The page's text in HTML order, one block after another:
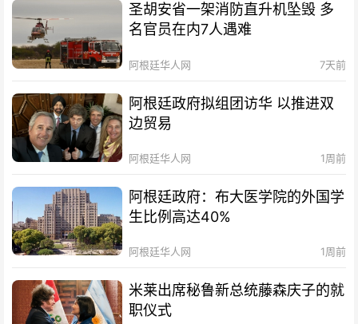
圣胡安省一架消防直升机坠毁 多
名官员在内7人遇难
阿根廷华人网 7天前
阿根廷政府拟组团访华 以推进双
边贸易
阿根廷华人网 1周前
阿根廷政府：布大医学院的外国学
生比例高达40%
阿根廷华人网 1周前
米莱出席秘鲁新总统藤森庆子的就
职仪式